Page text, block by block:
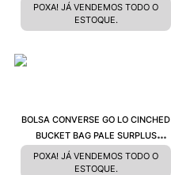
POXA! JÁ VENDEMOS TODO O
ESTOQUE.
BOLSA CONVERSE GO LO CINCHED
BUCKET BAG PALE SURPLUS
10027690A02
POXA! JÁ VENDEMOS TODO O
ESTOQUE.